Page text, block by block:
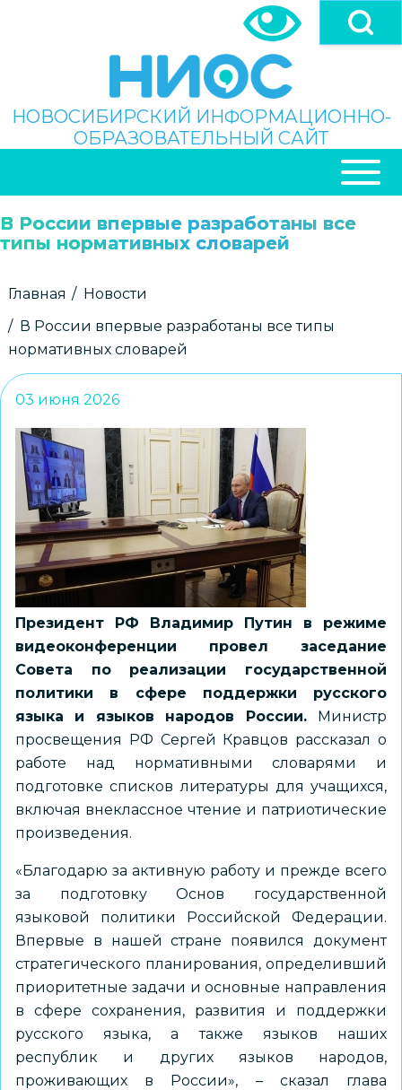
Поиск
НОВОСИБИРСКИЙ ИНФОРМАЦИОННО-
ОБРАЗОВАТЕЛЬНЫЙ САЙТ
НАВИГАЦИЯ
В России впервые разработаны все
типы нормативных словарей
Строка
Главная
Новости
В России впервые разработаны все типы
нормативных словарей
03 июня 2026
Президент РФ Владимир Путин в режиме
видеоконференции провел заседание
Совета по реализации государственной
политики в сфере поддержки русского
языка и языков народов России. Министр
просвещения РФ Сергей Кравцов рассказал о
работе над нормативными словарями и
подготовке списков литературы для учащихся,
включая внеклассное чтение и патриотические
произведения.
«Благодарю за активную работу и прежде всего
за подготовку Основ государственной
языковой политики Российской Федерации.
Впервые в нашей стране появился документ
стратегического планирования, определивший
приоритетные задачи и основные направления
в сфере сохранения, развития и поддержки
русского языка, а также языков наших
республик и других языков народов,
проживающих в России», – сказал глава